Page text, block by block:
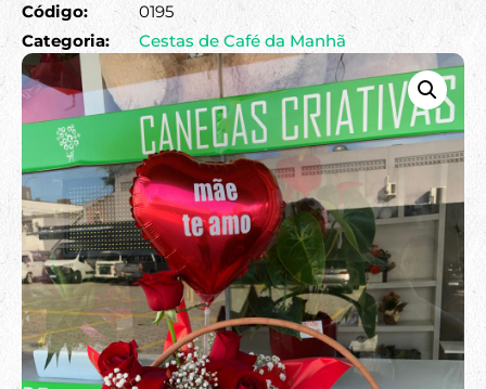
Código:
0195
Categoria:
Cestas de Café da Manhã